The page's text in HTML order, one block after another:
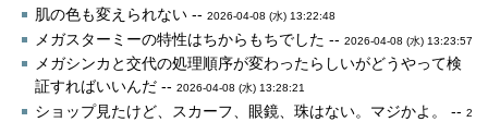
肌の色も変えられない --2026-04-08 (水) 13:22:48
メガスターミーの特性はちからもちでした --2026-04-08 (水) 13:23:57
メガシンカと交代の処理順序が変わったらしいがどうやって検
証すればいいんだ --2026-04-08 (水) 13:28:21
ショップ見たけど、スカーフ、眼鏡、珠はない。マジかよ。 --2